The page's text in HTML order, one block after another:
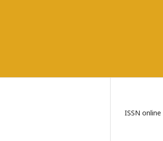
ISSN online